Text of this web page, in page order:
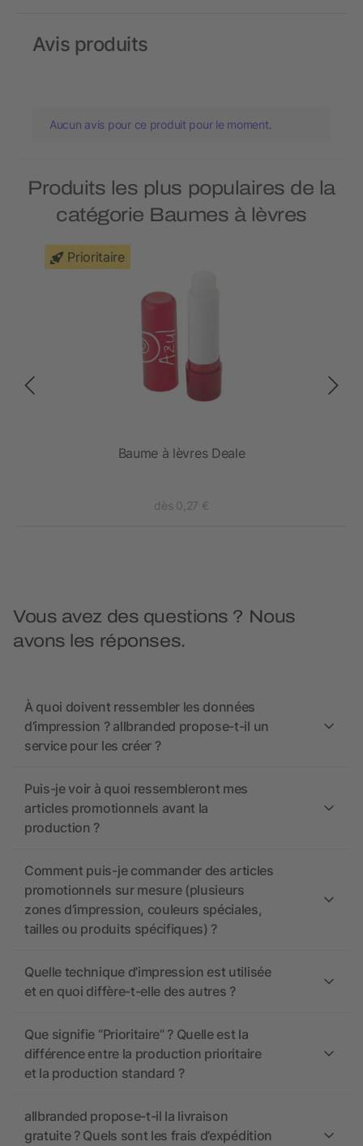
Avis produits
Aucun avis pour ce produit pour le moment.
Produits les plus populaires de la
catégorie Baumes à lèvres
Prioritaire
Baume à lèvres Deale
dès 0,27 €
Vous avez des questions ? Nous
avons les réponses.
À quoi doivent ressembler les données
d’impression ? allbranded propose-t-il un
service pour les créer ?
Puis-je voir à quoi ressembleront mes
articles promotionnels avant la
production ?
Comment puis-je commander des articles
promotionnels sur mesure (plusieurs
zones d’impression, couleurs spéciales,
tailles ou produits spécifiques) ?
Quelle technique d’impression est utilisée
et en quoi diffère-t-elle des autres ?
Que signifie “Prioritaire” ? Quelle est la
différence entre la production prioritaire
et la production standard ?
allbranded propose-t-il la livraison
gratuite ? Quels sont les frais d’expédition